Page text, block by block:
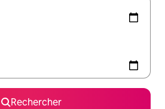
Rechercher